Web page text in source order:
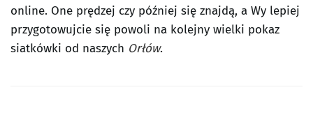
online. One prędzej czy później się znajdą, a Wy lepiej
przygotowujcie się powoli na kolejny wielki pokaz
siatkówki od naszych Orłów.